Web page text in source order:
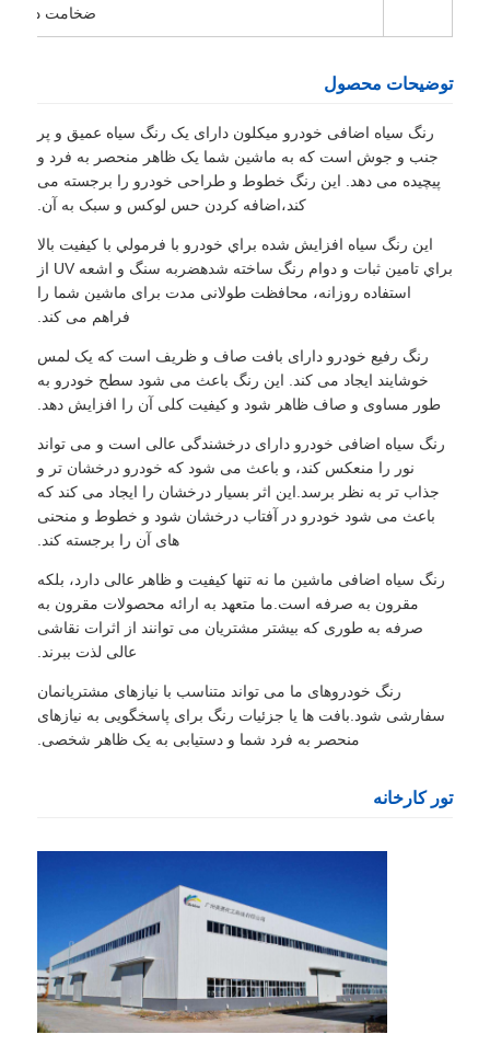
ضخامت در حالت
توضیحات محصول
رنگ سیاه اضافی خودرو میکلون دارای یک رنگ سیاه عمیق و پر
جنب و جوش است که به ماشین شما یک ظاهر منحصر به فرد و
پیچیده می دهد. این رنگ خطوط و طراحی خودرو را برجسته می
کند،اضافه کردن حس لوکس و سبک به آن.
اين رنگ سياه افزايش شده براي خودرو با فرمولي با کيفيت بالا
براي تامين ثبات و دوام رنگ ساخته شدهضربه سنگ و اشعه UV از
استفاده روزانه، محافظت طولانی مدت برای ماشین شما را
فراهم می کند.
رنگ رفیع خودرو دارای بافت صاف و ظریف است که یک لمس
خوشایند ایجاد می کند. این رنگ باعث می شود سطح خودرو به
طور مساوی و صاف ظاهر شود و کیفیت کلی آن را افزایش دهد.
رنگ سیاه اضافی خودرو دارای درخشندگی عالی است و می تواند
نور را منعکس کند، و باعث می شود که خودرو درخشان تر و
جذاب تر به نظر برسد.این اثر بسیار درخشان را ایجاد می کند که
باعث می شود خودرو در آفتاب درخشان شود و خطوط و منحنی
های آن را برجسته کند.
رنگ سیاه اضافی ماشین ما نه تنها کیفیت و ظاهر عالی دارد، بلکه
مقرون به صرفه است.ما متعهد به ارائه محصولات مقرون به
صرفه به طوری که بیشتر مشتریان می توانند از اثرات نقاشی
عالی لذت ببرند.
رنگ خودروهای ما می تواند متناسب با نیازهای مشتریانمان
سفارشی شود.بافت ها یا جزئیات رنگ برای پاسخگویی به نیازهای
منحصر به فرد شما و دستیابی به یک ظاهر شخصی.
تور کارخانه